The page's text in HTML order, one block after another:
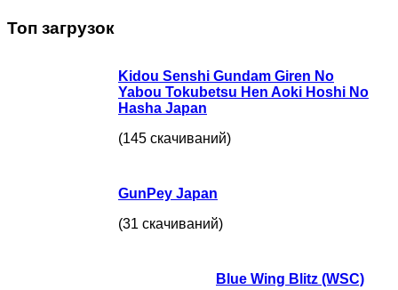
Топ загрузок
Kidou Senshi Gundam Giren No
Yabou Tokubetsu Hen Aoki Hoshi No
Hasha Japan
(145 скачиваний)
GunPey Japan
(31 скачиваний)
Blue Wing Blitz (WSC)